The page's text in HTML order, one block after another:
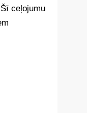
ceļojumu